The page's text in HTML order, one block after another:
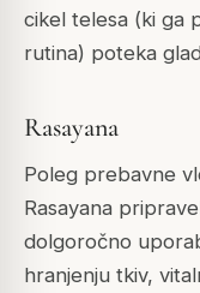
cikel telesa (ki ga
rutina) poteka
Rasayana
Poleg prebavne
Rasayana
dolgoročno
hranjenju tkiv,